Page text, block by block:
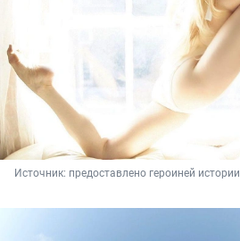
Источник: предоставлено героиней истории